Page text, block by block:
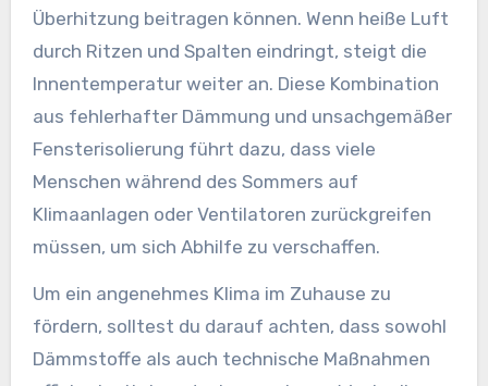
Überhitzung beitragen können. Wenn heiße Luft
durch Ritzen und Spalten eindringt, steigt die
Innentemperatur weiter an. Diese Kombination
aus fehlerhafter Dämmung und unsachgemäßer
Fensterisolierung führt dazu, dass viele
Menschen während des Sommers auf
Klimaanlagen oder Ventilatoren zurückgreifen
müssen, um sich Abhilfe zu verschaffen.
Um ein angenehmes Klima im Zuhause zu
fördern, solltest du darauf achten, dass sowohl
Dämmstoffe als auch technische Maßnahmen